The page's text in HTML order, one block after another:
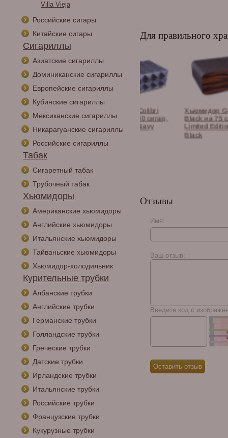
Villa Vieja
Российские сигары
Китайские сигары
Сигариллы
Азиатские сигариллы
Доминиканские сигариллы
Европейские сигариллы
Кубинские сигариллы
Мексиканские сигариллы
Никарагуанские сигариллы
Российские сигариллы
Табак
Сигаретный табак
Трубочный табак
Хьюмидоры
Американские хьюмидоры
Английские хьюмидоры
Итальянские хьюмидоры
Тайваньские хьюмидоры
Хьюмидор-холодильник
Курительные трубки
Албанские трубки
Английские трубки
Германские трубки
Голландские трубки
Греческие трубки
Датские трубки
Ирландские трубки
Итальянские трубки
Российские трубки
Французские трубки
Кукурузные трубки
Для правильного
Gentili Red
50 сигар,
дерево
Red-Car
Quasar на 40 сигар,
HU250T4
Хьюмидор Gentili
Black на 75 сигар
Limited Edition SV75-
Отзывы
Имя:
Ваш отзыв:
Введите код с